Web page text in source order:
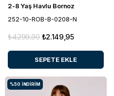
2-8 Yaş Havlu Bornoz
252-10-ROB-B-0208-N
₺2.149,95
₺4.299,90
SEPETE EKLE
%50 İNDIRIM